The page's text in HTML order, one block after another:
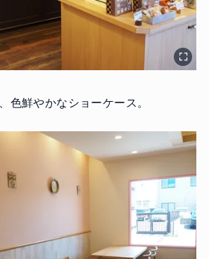
色鮮やかなショーケース。